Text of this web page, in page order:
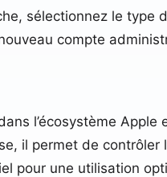
sélectionnez le type
compte
l’écosystème
il permet de
pour une utilisation